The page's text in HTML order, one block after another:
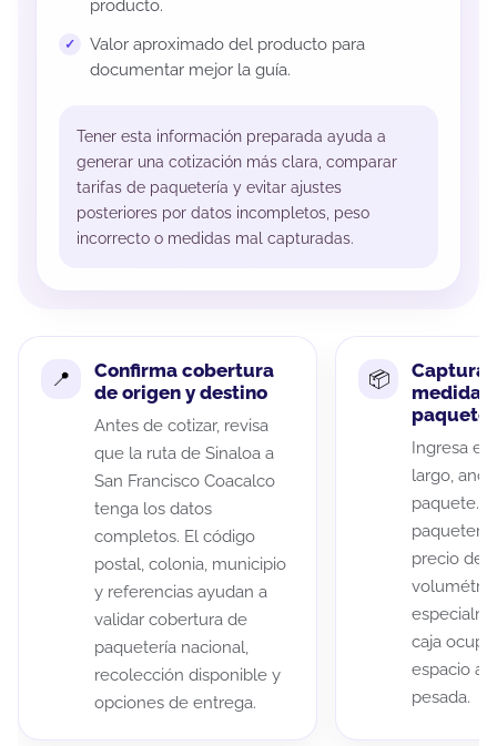
producto.
Valor aproximado del producto para
documentar mejor la guía.
Tener esta información preparada ayuda a
generar una cotización más clara, comparar
tarifas de paquetería y evitar ajustes
posteriores por datos incompletos, peso
incorrecto o medidas mal capturadas.
Confirma cobertura
de origen y destino
Antes de cotizar, revisa
que la ruta de Sinaloa a
San Francisco Coacalco
tenga los datos
completos. El código
postal, colonia, municipio
y referencias ayudan a
validar cobertura de
paquetería nacional,
recolección disponible y
opciones de entrega.
Captura
medidas
paquete
Ingresa el
largo,
paquete.
precio de
caja
espacio
pesada.